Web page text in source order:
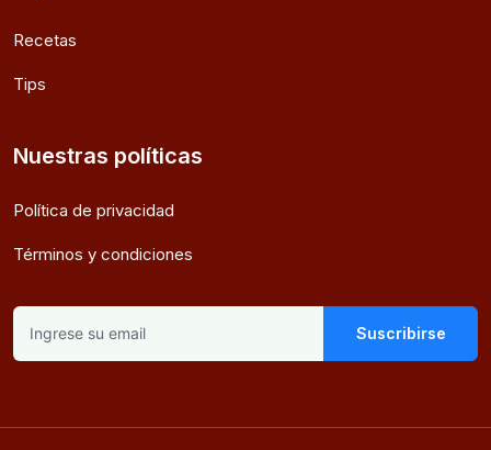
Recetas
Tips
Nuestras políticas
Política de privacidad
Términos y condiciones
Suscribirse